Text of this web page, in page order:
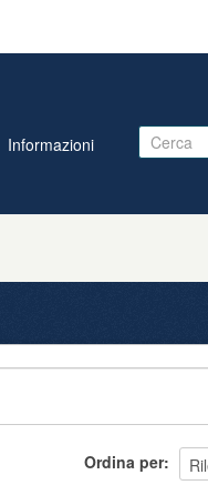
Informazioni
Ordina per